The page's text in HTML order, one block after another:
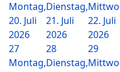
Montag,
20. Juli
2026
Dienstag,
21. Juli
2026
22. Juli
2026
27
Montag,
28
Dienstag,
29